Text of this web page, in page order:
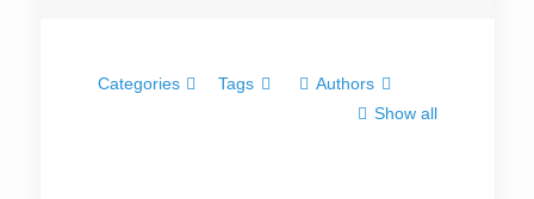
Categories Tags
Authors
Show all